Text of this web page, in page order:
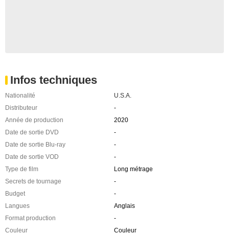
Infos techniques
Nationalité
U.S.A.
Distributeur
-
Année de production
2020
Date de sortie DVD
-
Date de sortie Blu-ray
-
Date de sortie VOD
-
Type de film
Long métrage
Secrets de tournage
-
Budget
-
Langues
Anglais
Format production
-
Couleur
Couleur